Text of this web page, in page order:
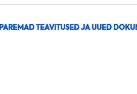
PAREMAD TEAVITUSED JA UUED